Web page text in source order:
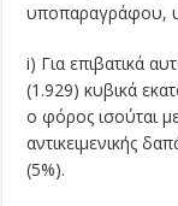
υποπαραγράφου,
i) Για επιβατικά
(1.929) κυβικά
ο φόρος ισούται
αντικειμενικής
(5%).